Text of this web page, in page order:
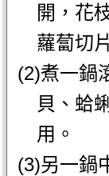
開，花
蘿蔔切
(2)煮一鍋
貝、蛤
用。
(3)另一鍋